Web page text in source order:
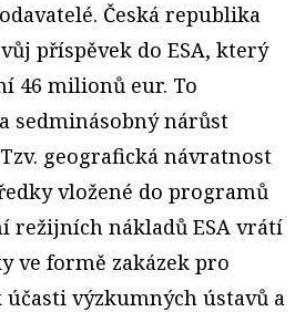
Česká republika
příspěvek do ESA, který
46 milionů eur. To
sedminásobný nárůst
geografická návratnost
vložené do programů
režijních nákladů ESA vrátí
ve formě zakázek pro
výzkumných ústavů a